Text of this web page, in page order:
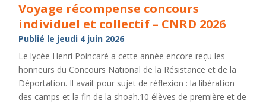
Voyage récompense concours
individuel et collectif – CNRD 2026
Publié le jeudi 4 juin 2026
Le lycée Henri Poincaré a cette année encore reçu les
honneurs du Concours National de la Résistance et de la
Déportation. Il avait pour sujet de réflexion : la libération
des camps et la fin de la shoah.10 élèves de première et de